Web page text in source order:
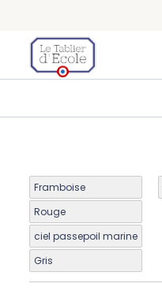
Framboise
Rouge
ciel passepoil marine
Gris